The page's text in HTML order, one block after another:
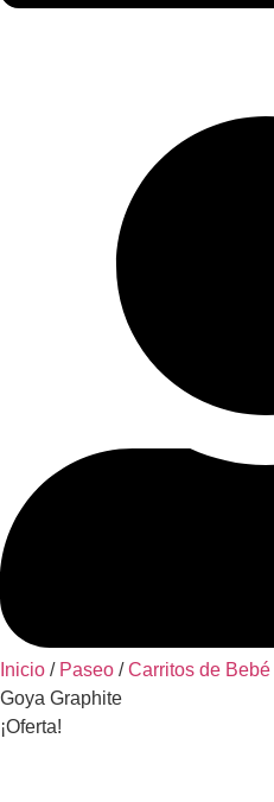
Inicio / Paseo /Carritos de Bebé
Goya Graphite
¡Oferta!